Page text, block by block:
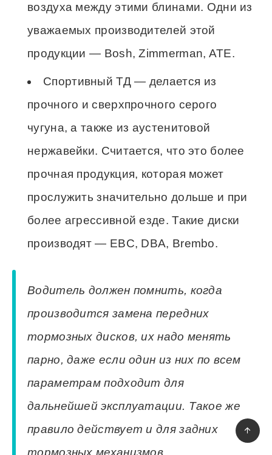
воздуха между этими блинами. Одни из
уважаемых производителей этой
продукции — Bosh, Zimmerman, ATE.
Спортивный ТД — делается из
прочного и сверхпрочного серого
чугуна, а также из аустенитовой
нержавейки. Считается, что это более
прочная продукция, которая может
прослужить значительно дольше и при
более агрессивной езде. Такие диски
производят — EBC, DBA, Brembo.
Водитель должен помнить, когда
производится замена передних
тормозных дисков, их надо менять
парно, даже если один из них по всем
параметрам подходит для
дальнейшей эксплуатации. Такое же
правило действует и для задних
тормозных механизмов.